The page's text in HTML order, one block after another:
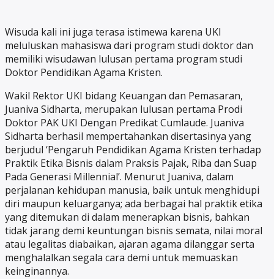
Wisuda kali ini juga terasa istimewa karena UKI
meluluskan mahasiswa dari program studi doktor dan
memiliki wisudawan lulusan pertama program studi
Doktor Pendidikan Agama Kristen.
Wakil Rektor UKI bidang Keuangan dan Pemasaran,
Juaniva Sidharta, merupakan lulusan pertama Prodi
Doktor PAK UKI Dengan Predikat Cumlaude. Juaniva
Sidharta berhasil mempertahankan disertasinya yang
berjudul ‘Pengaruh Pendidikan Agama Kristen terhadap
Praktik Etika Bisnis dalam Praksis Pajak, Riba dan Suap
Pada Generasi Millennial’. Menurut Juaniva, dalam
perjalanan kehidupan manusia, baik untuk menghidupi
diri maupun keluarganya; ada berbagai hal praktik etika
yang ditemukan di dalam menerapkan bisnis, bahkan
tidak jarang demi keuntungan bisnis semata, nilai moral
atau legalitas diabaikan, ajaran agama dilanggar serta
menghalalkan segala cara demi untuk memuaskan
keinginannya.